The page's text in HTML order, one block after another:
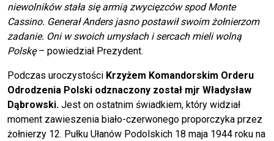
niewolników stała się armią zwycięzców spod Monte
Cassino. Generał Anders jasno postawił swoim żołnierzom
zadanie. Oni w swoich umysłach i sercach mieli wolną
Polskę– powiedział Prezydent.
Podczas uroczystości Krzyżem Komandorskim Orderu
Odrodzenia Polski odznaczony został mjr Władysław
Dąbrowski. Jest on ostatnim świadkiem, który widział
moment zawieszenia biało-czerwonego proporczyka przez
żołnierzy 12. Pułku Ułanów Podolskich 18 maja 1944 roku na